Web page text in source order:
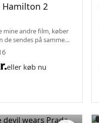
Hamilton 2
mine andre film, køber
de sendes på samme
eller køb nu